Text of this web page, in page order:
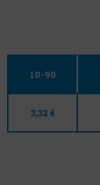
10-90
3,32 €